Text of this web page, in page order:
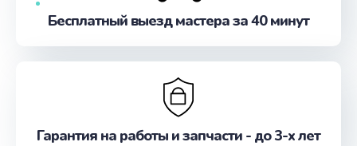
Бесплатный выезд мастера за 40 минут
Гарантия на работы и запчасти - до 3-х лет